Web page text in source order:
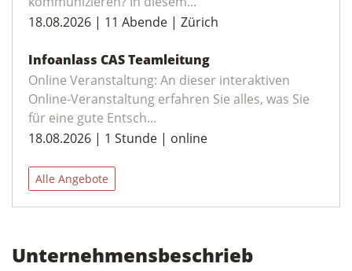
18.08.2026 | 11 Abende | Zürich
Infoanlass CAS Teamleitung
Online Veranstaltung: An dieser interaktiven
Online-Veranstaltung erfahren Sie alles, was Sie
für eine gute Entsch...
18.08.2026 | 1 Stunde | online
Alle Angebote
Unternehmensbeschrieb